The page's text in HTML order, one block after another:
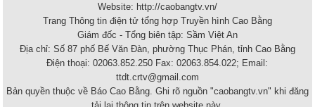
Website: http://caobangtv.vn/
Trang Thông tin điện tử tổng hợp Truyền hình Cao Bằng
Giám đốc - Tổng biên tập: Sầm Việt An
Địa chỉ: Số 87 phố Bế Văn Đàn, phường Thục Phán, tỉnh Cao Bằng
Điện thoại: 02063.852.250 Fax: 02063.854.022; Email:
ttdt.crtv@gmail.com
Bản quyền thuộc về Báo Cao Bằng. Ghi rõ nguồn "caobangtv.vn" khi đăng